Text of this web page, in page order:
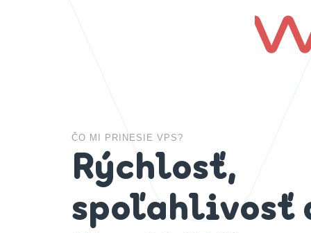
ČO MI PRINESIE VPS?
Rýchlosť,
spoľahlivosť